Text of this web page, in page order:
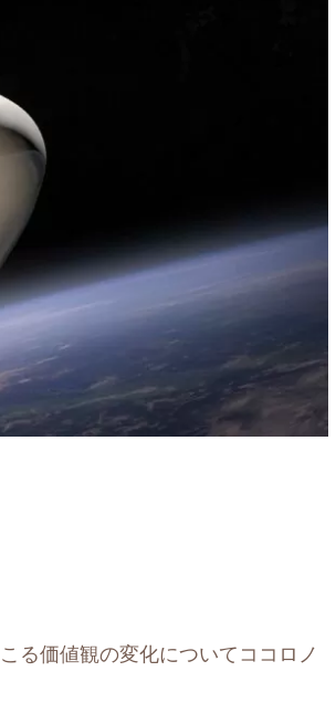
る価値観の変化についてココロノ